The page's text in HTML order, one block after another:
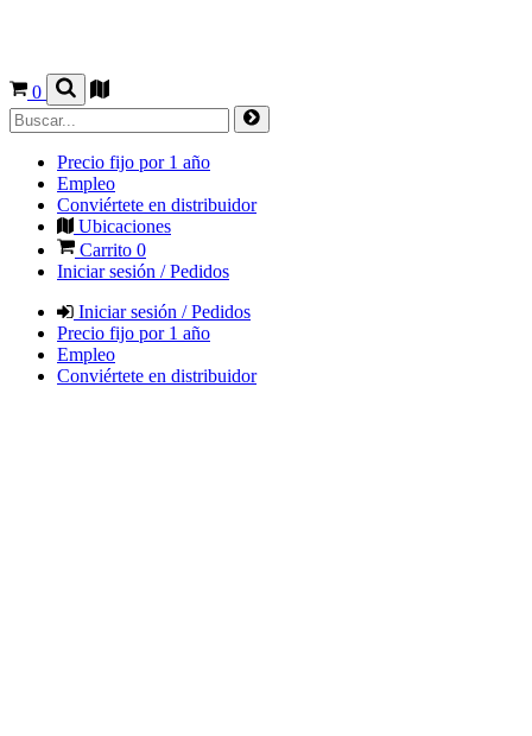
0
Precio fijo por 1 año
Empleo
Conviértete en distribuidor
Ubicaciones
Carrito 0
Iniciar sesión / Pedidos
Iniciar sesión / Pedidos
Precio fijo por 1 año
Empleo
Conviértete en distribuidor